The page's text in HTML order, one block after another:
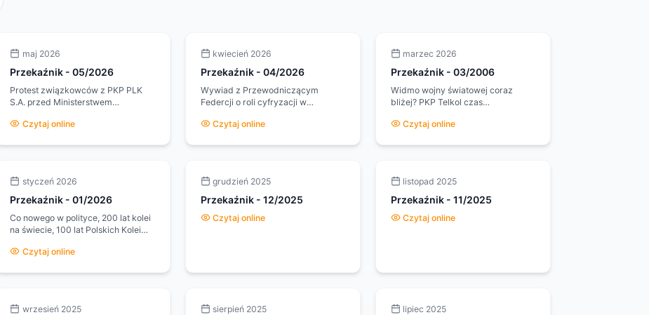
maj 2026
Przekaźnik -05/2026
Protest związkowców z PKP PLK
S.A. przed Ministerstwem
jego przemiany - info we
40-lecia działalności Federacji
Czytaj online
kwiecień 2026
Przekaźnik- 04/2026
Wywiad z Przewodniczącym
Federcji o roli cyfryzacji w
zawodowych, rozwój Branżowych
wiercenia tunelu kolejowego pod
Czytaj online
marzec 2026
Przekaźnik- 03/2006
Widmo wojny światowej coraz
bliżej? PKP Telkol czas
Tajemnica pochodzenia kiosków
coraz bliżej.
Czytaj online
styczeń 2026
Przekaźnik -01/2026
Co nowego w polityce, 200 lat kolei
na świecie, 100 lat Polskich Kolei
trójmiasta do Słupska - kiedy dwa
Czytaj online
grudzień 2025
Przekaźnik- 12/2025
Czytaj online
listopad 2025
Przekaźnik- 11/2025
Czytaj online
wrzesień 2025 sierpień 2025 lipiec 2025